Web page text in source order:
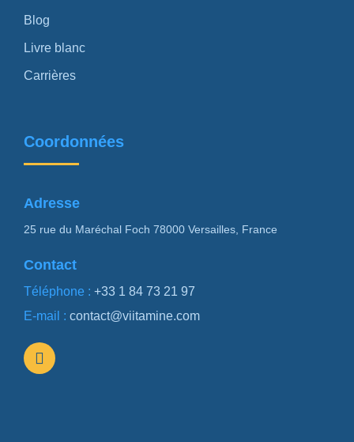
Blog
Livre blanc
Carrières
Coordonnées
Adresse
25 rue du Maréchal Foch 78000 Versailles, France
Contact
Téléphone : +33 1 84 73 21 97
E-mail : contact@viitamine.com